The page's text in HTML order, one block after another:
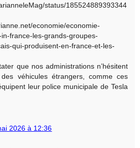
status/185524889393344
economie/economie-
france-les-grands-groupes-
qui-produisent-en-france-et-les-
que nos administrations n’hésitent
véhicules étrangers, comme ces
leur police municipale de Tesla
2026 à 12:36